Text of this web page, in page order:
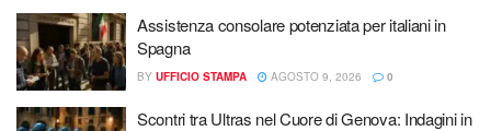
Assistenza consolare potenziata per italiani in
Spagna
BY UFFICIO STAMPA AGOSTO 9, 2026 0
Scontri tra Ultras nel Cuore di Genova: Indagini in